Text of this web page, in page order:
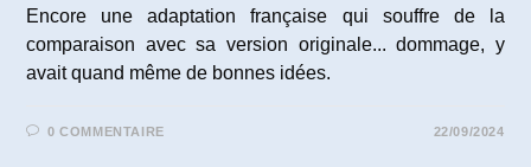
Encore une adaptation française qui souffre de la
comparaison avec sa version originale... dommage, y
avait quand même de bonnes idées.
0 COMMENTAIRE 22/09/2024